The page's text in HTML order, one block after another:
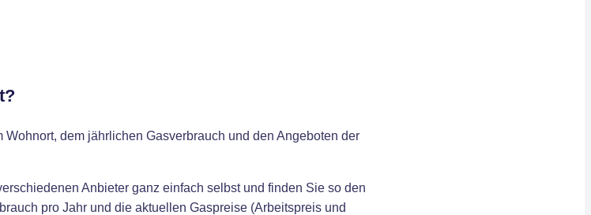
dem jährlichen Gasverbrauch und den Angeboten der
Anbieter ganz einfach selbst und finden Sie so den
pro Jahr und die aktuellen Gaspreise (Arbeitspreis und